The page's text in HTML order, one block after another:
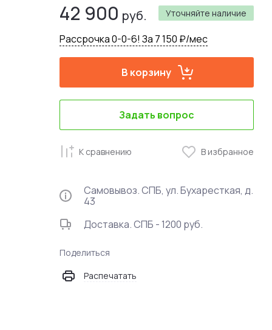
Уточняйте наличие
42 900 руб.
Рассрочка 0-0-6! За 7 150 ₽/мес
В корзину
Задать вопрос
К сравнению В избранное
Самовывоз. СПБ, ул. Бухаресткая, д.
43
Доставка. СПБ - 1200 руб.
Поделиться
Распечатать